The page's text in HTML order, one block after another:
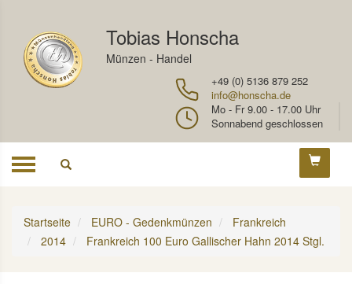
Tobias Honscha
Münzen - Handel
+49 (0) 5136 879 252
info@honscha.de
Mo - Fr 9.00 - 17.00 Uhr
Sonnabend geschlossen
Toggle
Startseite EURO - Gedenkmünzen
Frankreich
2014
Frankreich 100 Euro Gallischer Hahn 2014 Stgl.